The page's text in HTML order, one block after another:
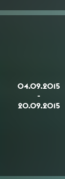
04.09.2015
-
20.09.2015